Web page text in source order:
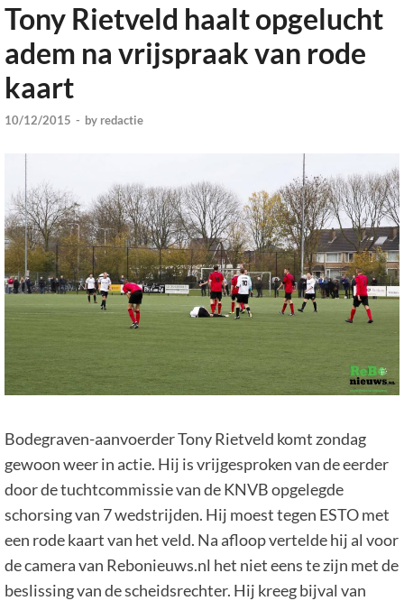
Tony Rietveld haalt opgelucht
adem na vrijspraak van rode
kaart
10/12/2015 - by redactie
Bodegraven-aanvoerder Tony Rietveld komt zondag
gewoon weer in actie. Hij is vrijgesproken van de eerder
door de tuchtcommissie van de KNVB opgelegde
schorsing van 7 wedstrijden. Hij moest tegen ESTO met
een rode kaart van het veld. Na afloop vertelde hij al voor
de camera van Rebonieuws.nl het niet eens te zijn met de
beslissing van de scheidsrechter. Hij kreeg bijval van